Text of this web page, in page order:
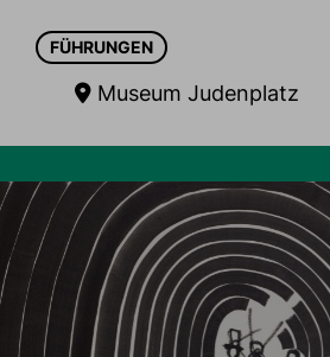
FÜHRUNGEN
Museum Judenplatz